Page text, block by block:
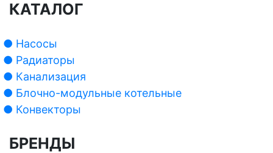
КАТАЛОГ
● Насосы
● Радиаторы
● Канализация
● Блочно-модульные котельные
● Конвекторы
БРЕНДЫ